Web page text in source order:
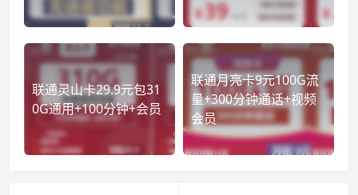
联通灵山卡29.9元包31
0G通用+100分钟+会员
联通月亮卡9元100G流
量+300分钟通话+视频
会员